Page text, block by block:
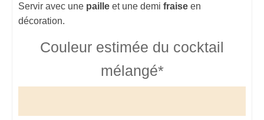
Servir avec une paille et une demi fraise en
décoration.
Couleur estimée du cocktail
mélangé*